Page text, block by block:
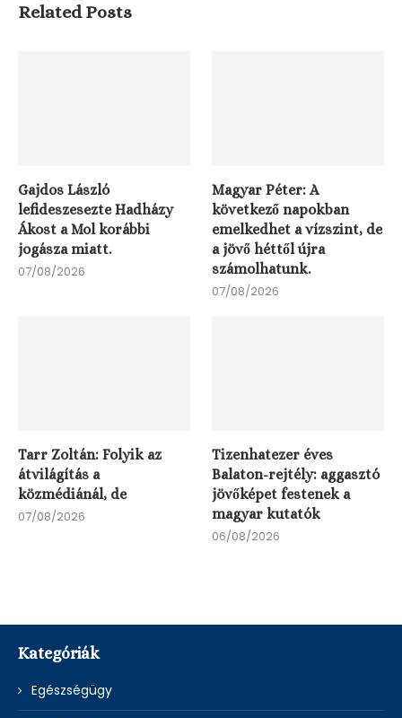
Related Posts
Gajdos László
lefideszesezte Hadházy
Ákost a Mol korábbi
jogásza miatt.
07/08/2026
Magyar Péter: A
következő napokban
emelkedhet a vízszint, de
a jövő héttől újra
számolhatunk.
07/08/2026
Tarr Zoltán: Folyik az
átvilágítás a
közmédiánál, de
07/08/2026
Tizenhatezer éves
Balaton-rejtély: aggasztó
jövőképet festenek a
magyar kutatók
06/08/2026
Kategóriák
Egészségügy